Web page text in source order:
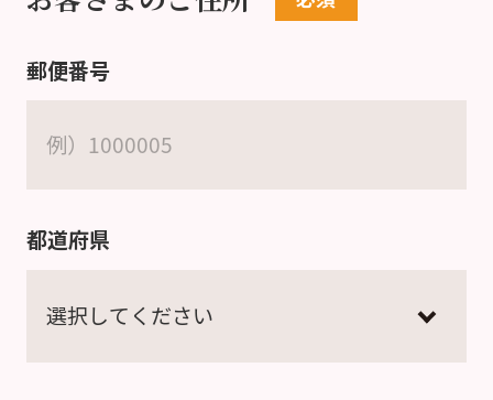
郵便番号
都道府県